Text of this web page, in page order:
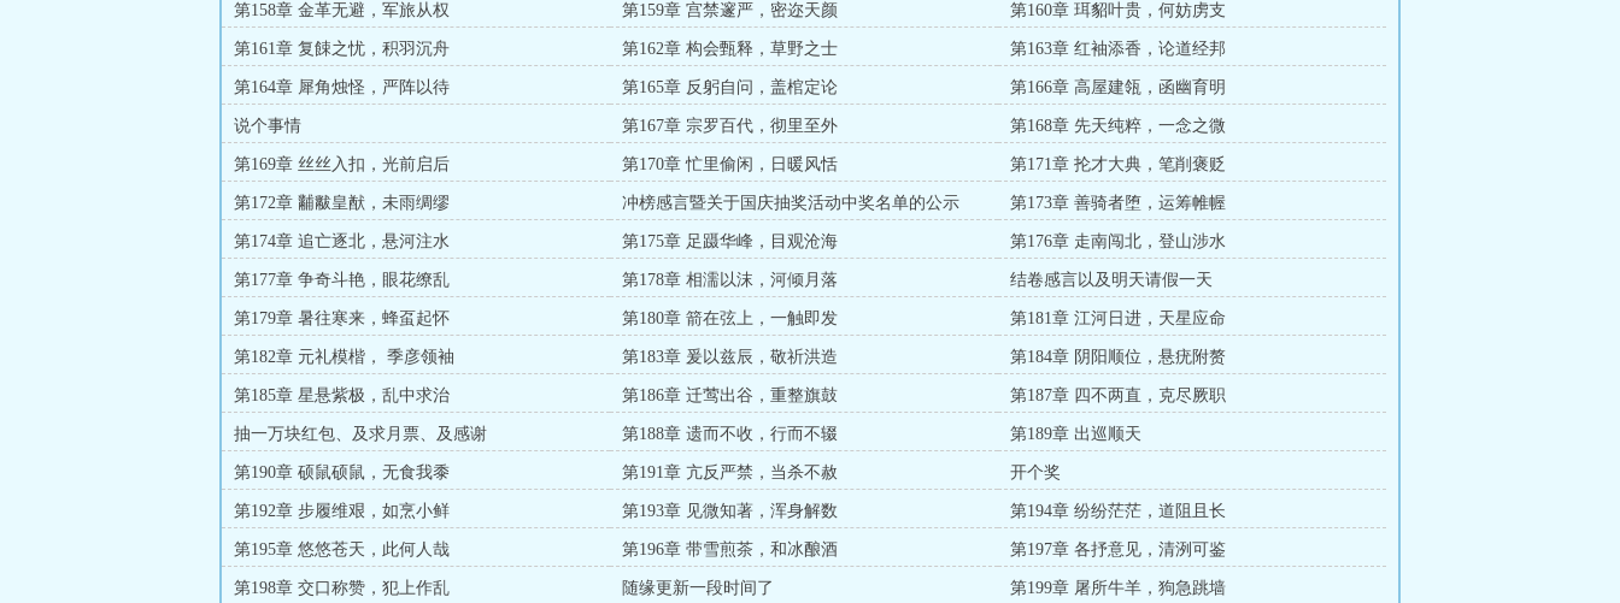
第158章 金革无避，军旅从权 第159章 宫禁邃严，密迩天颜 第160章 珥貂叶贵，何妨虏支
第161章 复餗之忧，积羽沉舟 第162章 构会甄释，草野之士 第163章 红袖添香，论道经邦
第164章 犀角烛怪，严阵以待 第165章 反躬自问，盖棺定论 第166章 高屋建瓴，函幽育明
说个事情 第167章 宗罗百代，彻里至外 第168章 先天纯粹，一念之微
第169章 丝丝入扣，光前启后 第170章 忙里偷闲，日暖风恬 第171章 抡才大典，笔削褒贬
第172章 黼黻皇猷，未雨绸缪 冲榜感言暨关于国庆抽奖活动中奖名单的公示 第173章 善骑者堕，运筹帷幄
第174章 追亡逐北，悬河注水 第175章 足蹑华峰，目观沧海 第176章 走南闯北，登山涉水
第177章 争奇斗艳，眼花缭乱 第178章 相濡以沫，河倾月落 结卷感言以及明天请假一天
第179章 暑往寒来，蜂虿起怀 第180章 箭在弦上，一触即发 第181章 江河日进，天星应命
第182章 元礼模楷， 季彦领袖 第183章 爰以兹辰，敬祈洪造 第184章 阴阳顺位，悬疣附赘
第185章 星悬紫极，乱中求治 第186章 迁莺出谷，重整旗鼓 第187章 四不两直，克尽厥职
抽一万块红包、及求月票、及感谢 第188章 遗而不收，行而不辍 第189章 出巡顺天
第190章 硕鼠硕鼠，无食我黍 第191章 亢反严禁，当杀不赦 开个奖
第192章 步履维艰，如烹小鲜 第193章 见微知著，浑身解数 第194章 纷纷茫茫，道阻且长
第195章 悠悠苍天，此何人哉 第196章 带雪煎茶，和冰酿酒 第197章 各抒意见，清洌可鉴
第198章 交口称赞，犯上作乱 随缘更新一段时间了 第199章 屠所牛羊，狗急跳墙